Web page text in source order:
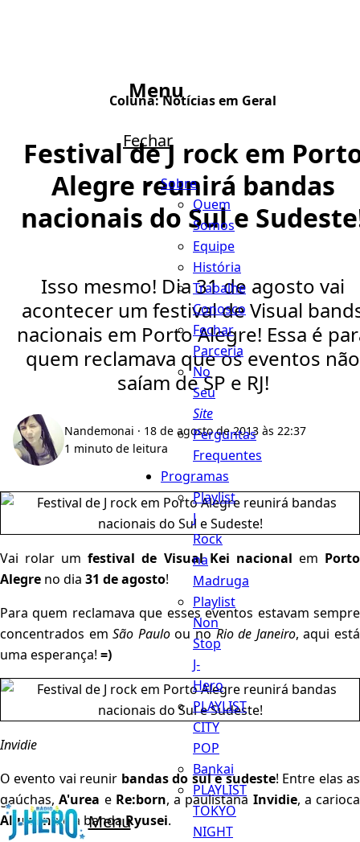
Menu
Menu
Fechar
Sobre
Quem
Somos
Equipe
História
Trabalhe
Conosco
Fechar
Parceria
No
Seu
Site
Perguntas
Frequentes
Programas
Playlist
J
Rock
na
Madruga
Playlist
Non
Stop
J-
Hero
PLAYLIST
CITY
POP
Bankai
PLAYLIST
TOKYO
NIGHT
Coluna:Notícias em Geral
Festival de J rock em
Alegre reunirá bandas
nacionais do Sul e
Isso mesmo! Dia 31 de agosto vai
acontecer um festival de Visual
nacionais em Porto Alegre! Essa é
quem reclamava que os eventos não
saíam de SP e RJ!
Nandemonai · 18 de agosto de 2013 às 22:37
1 minuto de leitura
Vai rolar um festival de Visual Kei nacional em Porto
Alegre no dia 31 de agosto!
Para quem reclamava que esses eventos estavam sempre
concentrados em São Pauloou noRio de Janeiro, aqui está
uma esperança! =)
Invidie
O evento vai reunir bandas do sul e sudeste! Entre elas as
gaúchas,A'urea e Re:born, a paulistana Invidie, a carioca
Alluminae a bandaRyusei.